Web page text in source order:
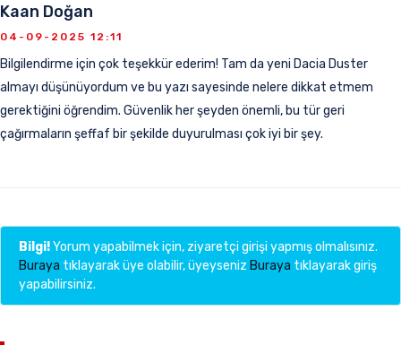
Kaan Doğan
04-09-2025 12:11
Bilgilendirme için çok teşekkür ederim! Tam da yeni Dacia Duster
almayı düşünüyordum ve bu yazı sayesinde nelere dikkat etmem
gerektiğini öğrendim. Güvenlik her şeyden önemli, bu tür geri
çağırmaların şeffaf bir şekilde duyurulması çok iyi bir şey.
Bilgi!Yorum yapabilmek için, ziyaretçi girişi yapmış olmalısınız.
Buraya tıklayarak üye olabilir, üyeyseniz Buraya tıklayarak giriş
yapabilirsiniz.